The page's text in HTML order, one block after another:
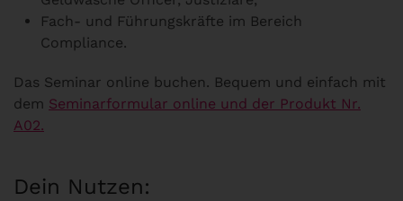
Fach- und Führungskräfte im Bereich
Compliance.
Das Seminar online buchen. Bequem und einfach mit
dem Seminarformular online und der Produkt Nr.
A02.
Dein Nutzen: